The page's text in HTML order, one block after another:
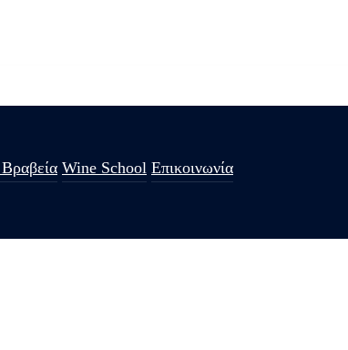
Wine School Επικοινωνία